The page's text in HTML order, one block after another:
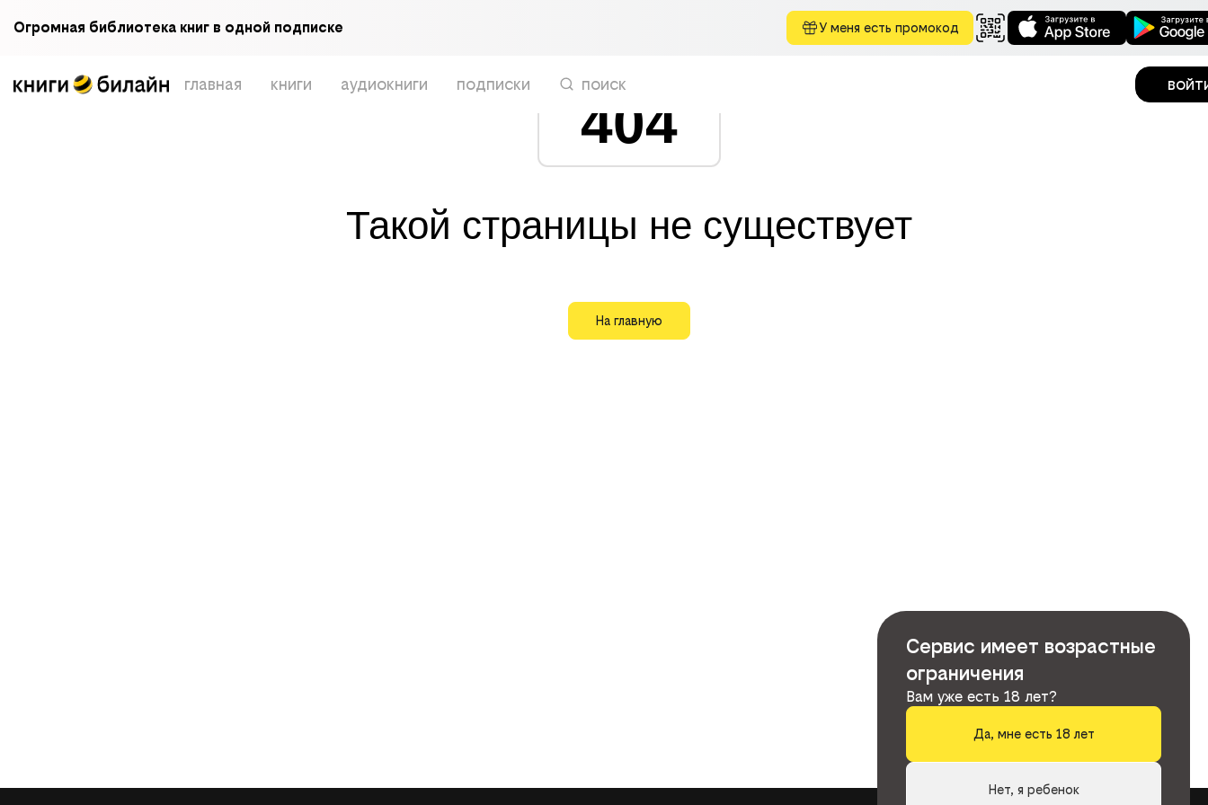
Огромная библиотека книг в одной подписке У меня есть промокод
главная книги аудиокниги подписки поиск
404
Такой страницы не существует
На главную
Сервис имеет возрастные
ограничения
Вам уже есть 18 лет?
Да, мне есть 18 лет
Нет, я ребенок